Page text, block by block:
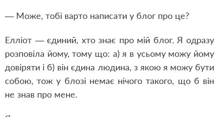
— Може, тобі варто написати у блог про це?
Елліот — єдиний, хто знає про мій блог. Я одразу
розповіла йому, тому що: а) я в усьому можу йому
довіряти і б) він єдина людина, з якою я можу бути
собою, тож у блозі немає нічого такого, що б він
не знав про мене.